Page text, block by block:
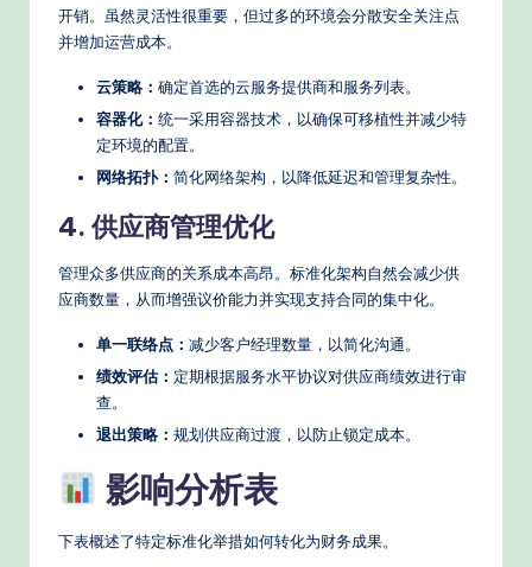
开销。虽然灵活性很重要，但过多的环境会分散安全关注点
并增加运营成本。
云策略： 确定首选的云服务提供商和服务列表。
容器化： 统一采用容器技术，以确保可移植性并减少特
定环境的配置。
网络拓扑： 简化网络架构，以降低延迟和管理复杂性。
4. 供应商管理优化
管理众多供应商的关系成本高昂。标准化架构自然会减少供
应商数量，从而增强议价能力并实现支持合同的集中化。
单一联络点： 减少客户经理数量，以简化沟通。
绩效评估： 定期根据服务水平协议对供应商绩效进行审
查。
退出策略： 规划供应商过渡，以防止锁定成本。
影响分析表
下表概述了特定标准化举措如何转化为财务成果。